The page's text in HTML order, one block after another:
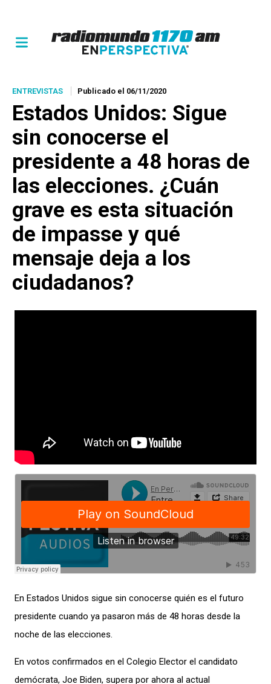
ENTREVISTAS Publicado el 06/11/2020
Estados Unidos: Sigue
sin conocerse el
presidente a 48 horas de
las elecciones. ¿Cuán
grave es esta situación
de impasse y qué
mensaje deja a los
ciudadanos?
En Estados Unidos sigue sin conocerse quién es el futuro
presidente cuando ya pasaron más de 48 horas desde la
noche de las elecciones.
En votos confirmados en el Colegio Elector el candidato
demócrata, Joe Biden, supera por ahora al actual